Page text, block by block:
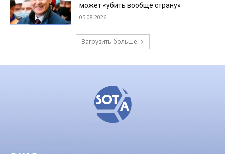
может «убить вообще страну»
05.08.2026
Загрузить больше